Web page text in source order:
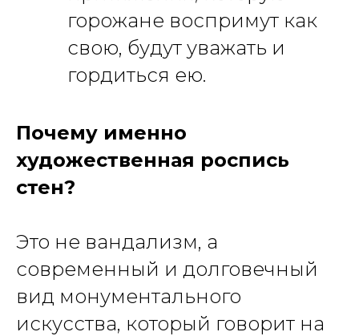
горожане воспримут как
свою, будут уважать и
гордиться ею.
Почему именно
художественная роспись
стен?
Это не вандализм, а
современный и долговечный
вид монументального
искусства, который говорит на